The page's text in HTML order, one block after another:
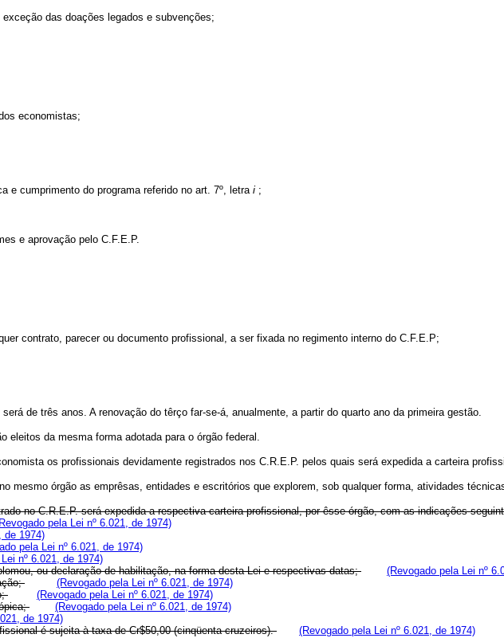
das doações legados e subvenções;
economistas;
cumprimento do programa referido no art. 7º, letra i ;
e aprovação pelo C.F.E.P.
contrato, parecer ou documento profissional, a ser fixada no regimento interno do C.F.E.P;
de três anos. A renovação do têrço far-se-á, anualmente, a partir do quarto ano da primeira gestão.
eleitos da mesma forma adotada para o órgão federal.
os profissionais devidamente registrados nos C.R.E.P. pelos quais será expedida a carteira
órgão as emprêsas, entidades e escritórios que explorem, sob qualquer forma, atividades
no C.R.E.P. será expedida a respectiva carteira profissional, por êsse órgão, com as indicações
pela Lei nº 6.021, de 1974)
de 1974)
pela Lei nº 6.021, de 1974)
nº 6.021, de 1974)
ou declaração de habilitação, na forma desta Lei e respectivas datas;
(Revogado pela Lei nº
(Revogado pela Lei nº 6.021, de 1974)
(Revogado pela Lei nº 6.021, de 1974)
(Revogado pela Lei nº 6.021, de 1974)
de 1974)
é sujeita à taxa de Cr$50,00 (cinqüenta cruzeiros).
(Revogado pela Lei nº 6.021, de 1974)